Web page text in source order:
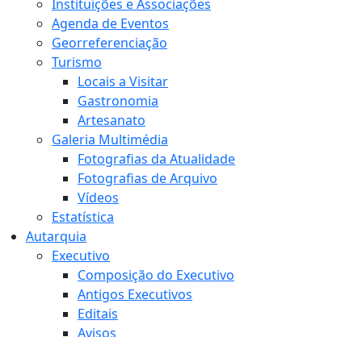
Instituições e Associações
Agenda de Eventos
Georreferenciação
Turismo
Locais a Visitar
Gastronomia
Artesanato
Galeria Multimédia
Fotografias da Atualidade
Fotografias de Arquivo
Vídeos
Estatística
Autarquia
Executivo
Composição do Executivo
Antigos Executivos
Editais
Avisos